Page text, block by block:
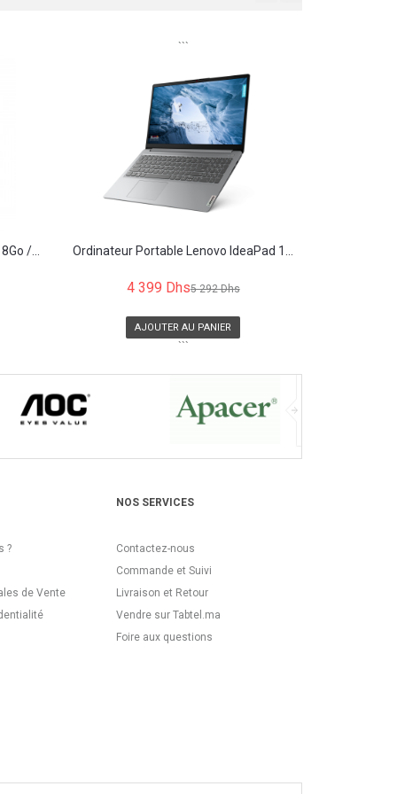
/...
```
Ordinateur Portable Lenovo IdeaPad 1...
4 399 Dhs5 292 Dhs
AJOUTER AU PANIER
```
?
de Vente
NOS SERVICES
Contactez-nous
Commande et Suivi
Livraison et Retour
Vendre sur Tabtel.ma
Foire aux questions